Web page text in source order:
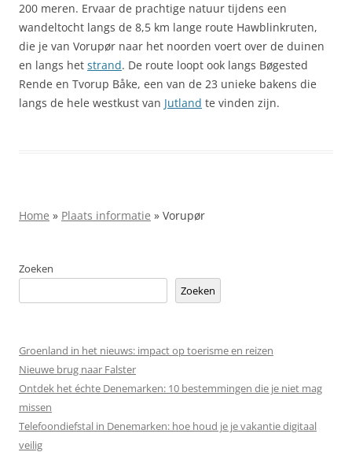
200 meren. Ervaar de prachtige natuur tijdens een
wandeltocht langs de 8,5 km lange route Hawblinkruten,
die je van Vorupør naar het noorden voert over de duinen
en langs het strand. De route loopt ook langs Bøgested
Rende en Tvorup Båke, een van de 23 unieke bakens die
langs de hele westkust van Jutland te vinden zijn.
Home » Plaats informatie » Vorupør
Zoeken
Zoeken
Groenland in het nieuws: impact op toerisme en reizen
Nieuwe brug naar Falster
Ontdek het échte Denemarken: 10 bestemmingen die je niet mag
missen
Telefoondiefstal in Denemarken: hoe houd je je vakantie digitaal
veilig